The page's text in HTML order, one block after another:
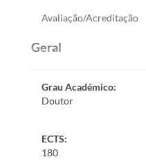
Avaliação/Acreditação
Geral
Grau Académico:
Doutor
ECTS:
180